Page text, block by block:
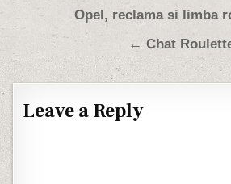
Post navigation
Opel, reclama si limba
← Chat
Leave a Reply